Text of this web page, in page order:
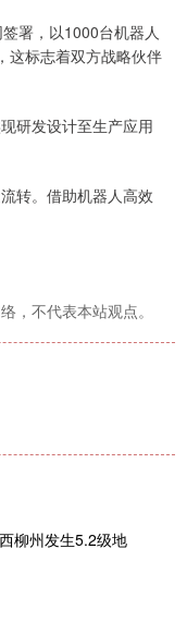
署，以1000台机器人
这标志着双方战略伙伴
研发设计至生产应用
转。借助机器人高效
，不代表本站观点。